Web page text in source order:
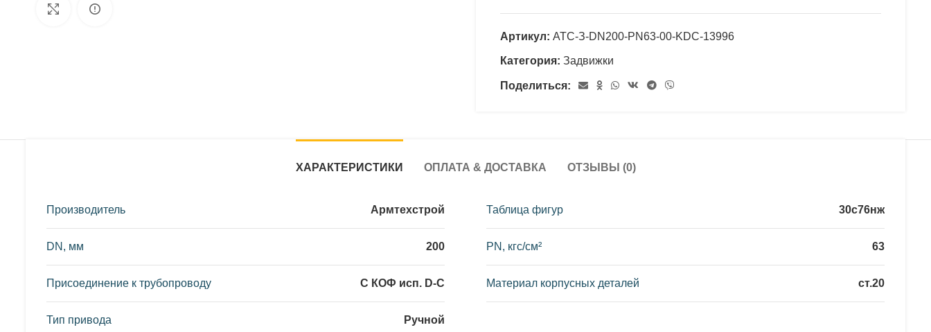
Увеличить
Артикул: АТС-З-DN200-PN63-00-KDC-13996
Категория: Задвижки
Поделиться:
ХАРАКТЕРИСТИКИ ОПЛАТА & ДОСТАВКА ОТЗЫВЫ (0)
Производитель Армтехстрой Таблица фигур 30с76нж
DN, мм 200 PN, кгс/см² 63
Присоединение к трубопроводу С КОФ исп. D-C Материал корпусных деталей ст.20
Тип привода Ручной